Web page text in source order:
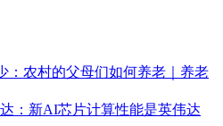
：农村的父母们如何养老｜养老
：新AI芯片计算性能是英伟达